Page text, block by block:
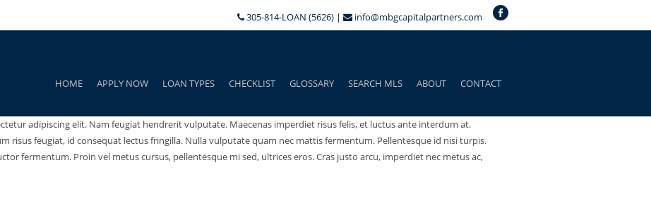
305-814-LOAN (5626) | info@mbgcapitalpartners.com
HOME APPLY NOW LOAN TYPES CHECKLIST GLOSSARY SEARCH MLS ABOUT CONTACT
adipiscing elit. Nam feugiat hendrerit vulputate. Maecenas imperdiet risus felis, et luctus ante interdum at.
risus feugiat, id consequat lectus fringilla. Nulla vulputate quam nec mattis fermentum. Pellentesque id nisi turpis.
fermentum. Proin vel metus cursus, pellentesque mi sed, ultrices eros. Cras justo arcu, imperdiet nec metus ac,